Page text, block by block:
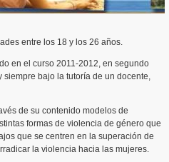
entre los 18 y los 26 años.
en el curso 2011-2012, en segundo
siempre bajo la tutoría de un docente,
de su contenido modelos de
formas de violencia de género que
que se centren en la superación de
la violencia hacia las mujeres.